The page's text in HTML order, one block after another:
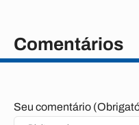
Comentários
Seu comentário